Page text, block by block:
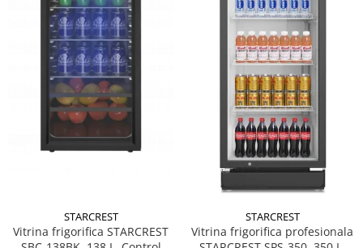
Cuptoare cu microunde
Cuptoare cu microunde
Hote de bucatarie
Incorporabile
Aparate frigorifice incorporabile
Plite incorporabile
Masini spalat vase
STARCREST
Vitrina frigorifica STARCREST
STARCREST
Vitrina frigorifica profesionala